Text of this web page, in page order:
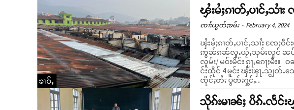
ၶၢဝ်ႇ
ၾႆးမႆႈၵၢတ်ႇပၢင်ႇသ
ၸၢႆးယွတ်ႈၶမ်း - February 4, 2024
ၾႆးမႆႈၵၢတ်ႇပၢင်ႇသၢႆး ၸႄႈဝဵ
ဢွၼ်ၵၼ်လူႉယႂ်ႇသုမ်းလူင် ၼပ်ႉ
လူမ်း/ မဝ်းမိင်း ၵႂႃႇၵေႃႈမီး။ ဝၼ်းတီႈ 2/2/2024 ယၢမ်းႁူဝ်ၼႂ်ၸဝ်ႉ 1:30 မူ
င်းထိုင် 4 မူင်း ၾႆးၾႃႉသျွတ်ႉသ
ၸိုင်ႈတႆး ပွတ်းႁွင်ႇ...
သိုၵ်းမၢၼ်ႈ ပိၵ်ႉလႅင်း